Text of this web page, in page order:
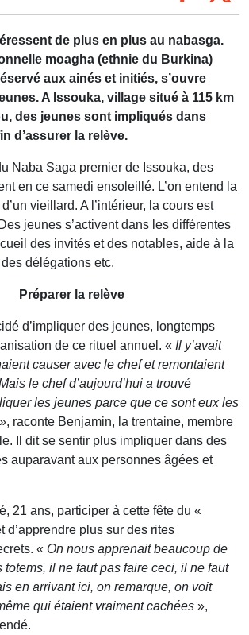
de plus en plus au nabasga.
moagha (ethnie du Burkina)
aux ainés et initiés, s’ouvre
A Issouka, village situé à 115 km
des jeunes sont impliqués dans
d’assurer la relève.
Naba Saga premier de Issouka, des
en ce samedi ensoleillé. L’on entend la
vieillard. A l’intérieur, la cours est
jeunes s’activent dans les différentes
des invités et des notables, aide à la
délégations etc.
Préparer la relève
d’impliquer des jeunes, longtemps
de ce rituel annuel. « Il y’avait
causer avec le chef et remontaient
le chef d’aujourd’hui a trouvé
les jeunes parce que ce sont eux les
», raconte Benjamin, la trentaine, membre
Il dit se sentir plus impliquer dans des
auparavant aux personnes âgées et
21 ans, participer à cette fête du «
d’apprendre plus sur des rites
« On nous apprenait beaucoup de
totems, il ne faut pas faire ceci, il ne faut
en arrivant ici, on remarque, on voit
qui étaient vraiment cachées »,